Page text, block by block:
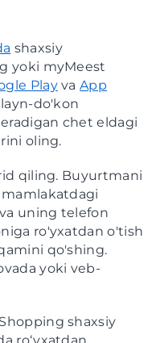
shaxsiy
yoki myMeest
PlayvaApp
do'kon
chet eldagi
oling.
qiling. Buyurtmani
uning telefon
ro'yxatdan o'tish
qo'shing.
yoki veb-
shaxsiy